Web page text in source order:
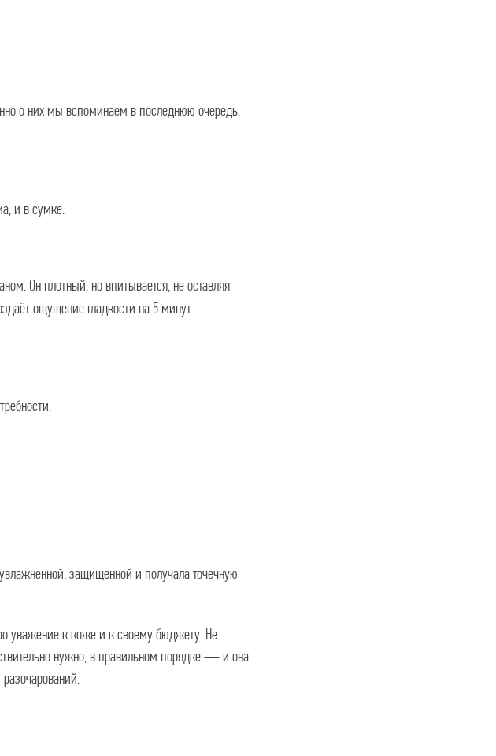
о них мы вспоминаем в последнюю очередь,
и в сумке.
Он плотный, но впитывается, не оставляя
ощущение гладкости на 5 минут.
защищённой и получала точечную
уважение к коже и к своему бюджету. Не
нужно, в правильном порядке — и она